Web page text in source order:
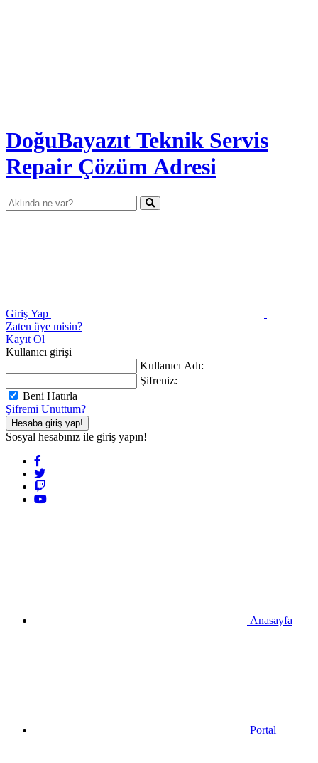
DoğuBayazıt Teknik Servis
Repair Çözüm Adresi
Giriş Yap
Zaten üye misin?
Kayıt Ol
Kullanıcı girişi
Kullanıcı Adı:
Şifreniz:
Beni Hatırla
Şifremi Unuttum?
Hesaba giriş yap!
Sosyal hesabınız ile giriş yapın!
Anasayfa
Portal